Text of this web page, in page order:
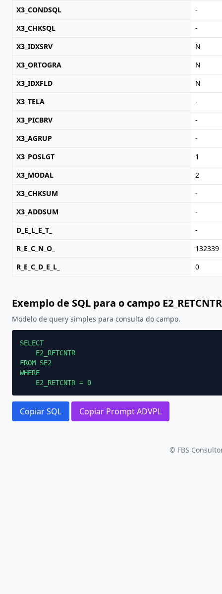
X3_CONDSQL
-
X3_CHKSQL
-
X3_IDXSRV
N
X3_ORTOGRA
N
X3_IDXFLD
N
X3_TELA
-
X3_PICBRV
-
X3_AGRUP
-
X3_POSLGT
1
X3_MODAL
2
X3_CHKSUM
-
X3_ADDSUM
-
D_E_L_E_T_
-
R_E_C_N_O_
132339
R_E_C_D_E_L_
0
Exemplo de SQL para o campo E2_RETCNTR
Modelo de query simples para consulta do campo.
SELECT
    E2_RETCNTR
FROM SE2
WHERE
    E2_RETCNTR = 0
Copiar SQL Copiar Prompt ADVPL
© FBS